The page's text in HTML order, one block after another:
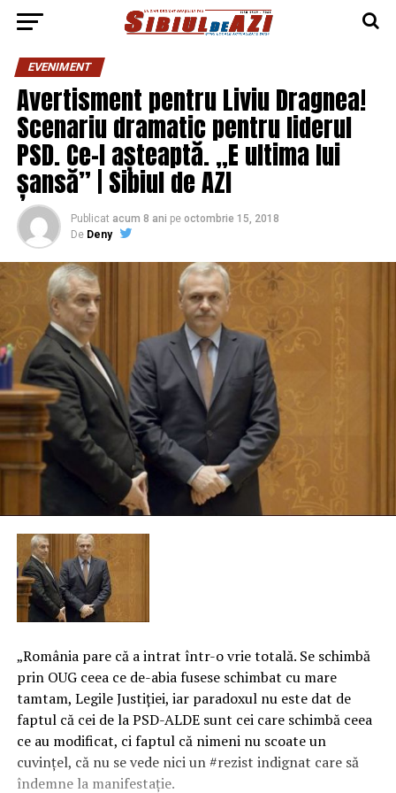
EVENIMENT
Avertisment pentru Liviu Dragnea!
Scenariu dramatic pentru liderul
PSD. Ce-l așteaptă. „E ultima lui
șansă” | Sibiul de AZI
Publicat acum 8 ani pe octombrie 15, 2018
De Deny
„România pare că a intrat într-o vrie totală. Se schimbă
prin OUG ceea ce de-abia fusese schimbat cu mare
tamtam, Legile Justiţiei, iar paradoxul nu este dat de
faptul că cei de la PSD-ALDE sunt cei care schimbă ceea
ce au modificat, ci faptul că nimeni nu scoate un
cuvinţel, că nu se vede nici un #rezist indignat care să
îndemne la manifestaţie.